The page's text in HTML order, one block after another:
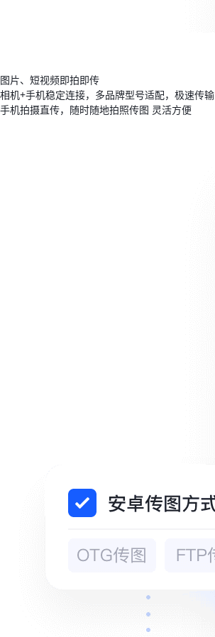
图片、短视频即拍即传
相机+手机稳定连接，多品牌型号适配，极速传输
手机拍摄直传，随时随地拍照传图 灵活方便